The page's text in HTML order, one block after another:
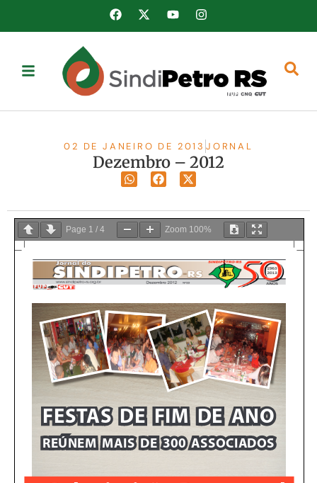
02 DE JANEIRO DE 2013 JORNAL
Dezembro – 2012
Page 1 / 4 Zoom 100%